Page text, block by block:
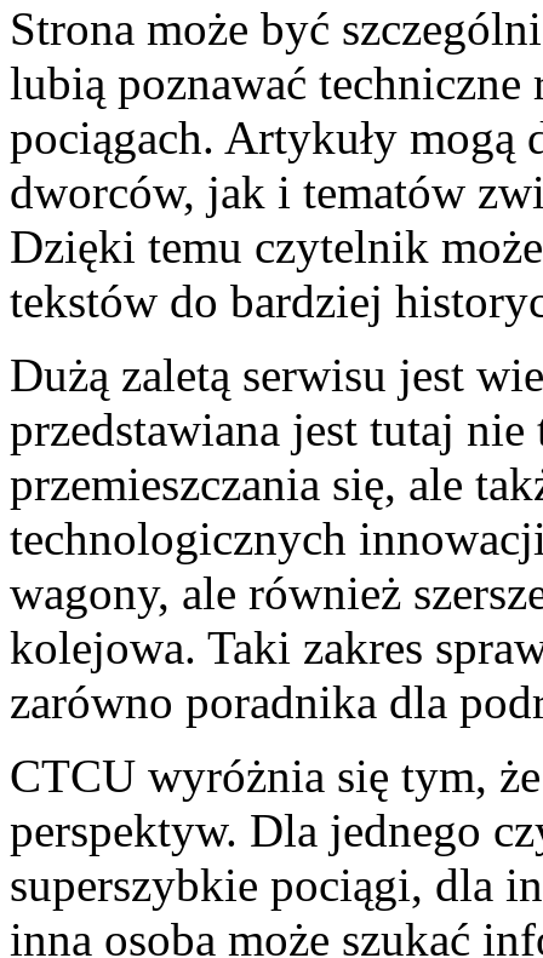
Strona może być
lubią poznawać techniczne
pociągach. Artykuły mogą
dworców, jak i tematów
Dzięki temu czytelnik
tekstów do bardziej
Dużą zaletą serwisu jest
przedstawiana jest tutaj
przemieszczania się, ale
technologicznych
wagony, ale również
kolejowa. Taki zakres
zarówno poradnika dla
CTCU wyróżnia się tym,
perspektyw. Dla jednego
superszybkie pociągi, dla
inna osoba może szukać